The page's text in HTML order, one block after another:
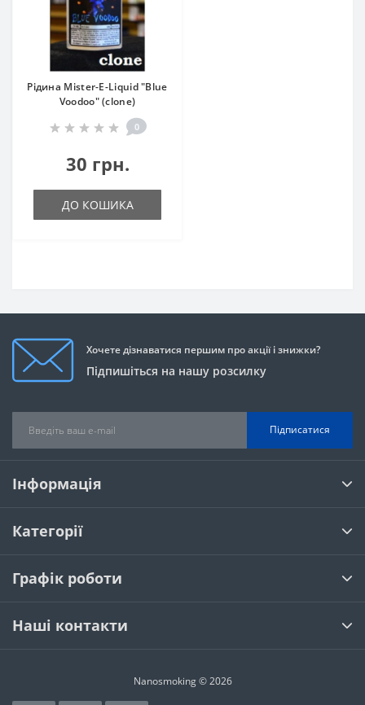
Рідина Mister-E-Liquid "Blue
Voodoo" (clone)
0
30 грн.
ДО КОШИКА
Хочете дізнаватися першим про акції і знижки?
Підпишіться на нашу розсилку
Підписатися
Інформація
Категорії
Графік роботи
Наші контакти
Nanosmoking © 2026